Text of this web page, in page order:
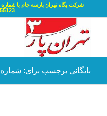
بایگانی برچسب برای: